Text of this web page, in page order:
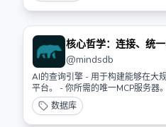
核心哲学：连接、统
@mindsdb
AI的查询引擎 - 用于构建能够在大
平台。 - 你所需的唯一MCP服务器。
数据库